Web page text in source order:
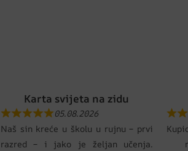
Karta svijeta na zidu
05.08.2026
Naš sin kreće u školu u rujnu – prvi
razred – i jako je željan učenja.